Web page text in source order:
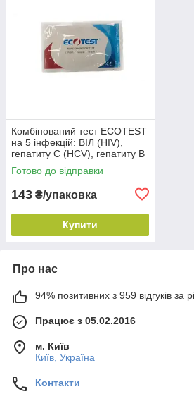
Комбінований тест ECOTEST
на 5 інфекцій: ВІЛ (HIV),
гепатиту C (HCV), гепатиту B
(HBsAg), гепатиту B (HBcAb),
сифілісу
Готово до відправки
143 ₴/упаковка
Купити
Про нас
94% позитивних з 959 відгуків за
Працює з 05.02.2016
м. Київ
Київ, Україна
Контакти